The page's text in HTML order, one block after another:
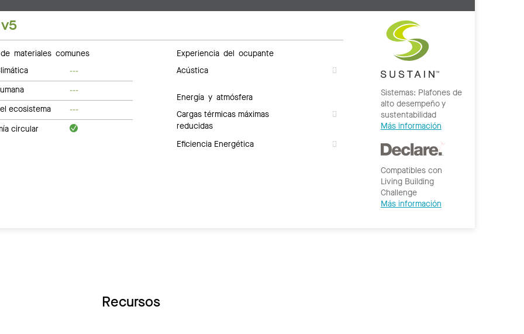
materiales comunes
---
---
ecosistema
---
circular
Experiencia del ocupante
Acústica
Energía y atmósfera
Cargas térmicas máximas
reducidas
Eficiencia Energética
Sistemas: Plafones de
alto desempeño y
sustentabilidad
Más información
Compatibles con
Living Building
Challenge
Más información
Recursos